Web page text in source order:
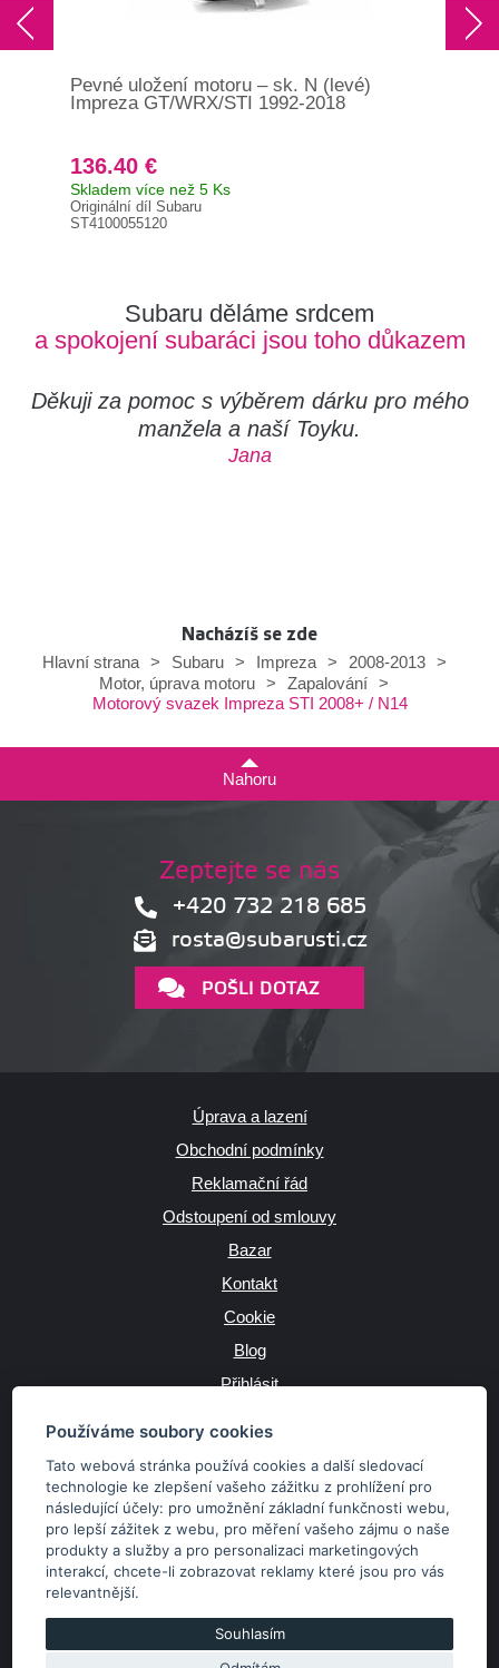
Používáme soubory cookies
Tato webová stránka používá cookies a další sledovací
technologie ke zlepšení vašeho zážitku z prohlížení pro
následující účely: pro umožnění základní funkčnosti webu,
pro lepší zážitek z webu, pro měření vašeho zájmu o naše
produkty a služby a pro personalizaci marketingových
interakcí,chcete-li zobrazovat reklamy které jsou pro vás
relevantnější.
Souhlasím
Pevné uložení motoru – sk. N (levé)
Impreza GT/WRX/STI 1992-2018
136.40 €
Skladem více než 5 Ks
Originální díl Subaru
ST4100055120
Subaru děláme srdcem
a spokojení subaráci jsou toho důkazem
Děkuji za pomoc s výběrem dárku pro mého
manžela a naší Toyku.
Jana
Nacházíš se zde
Hlavní strana
> Subaru > Impreza > 2008-2013
>
Motor, úprava motoru > Zapalování >
Motorový svazek Impreza STI 2008+ / N14
Nahoru
Zeptejte se nás
+420 732 218 685
rosta@subarusti.cz
POŠLI DOTAZ
Úprava a lazení
Obchodní podmínky
Reklamační řád
Odstoupení od smlouvy
Bazar
Kontakt
Cookie
Blog
Přihlásit
JAZYK
Kč €